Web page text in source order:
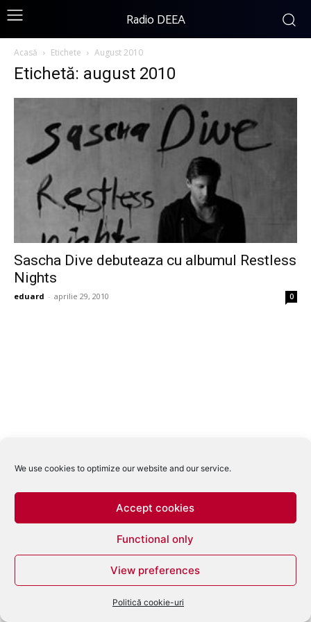
We use cookies to optimize our website and our service.
Accept cookies
Functional only
View preferences
Politică cookie-uri
Radio DEEA
Acasă Etichete August 2010
Etichetă: august 2010
Sascha Dive debuteaza cu albumul Restless
Nights
eduard - aprilie 29, 2010 0